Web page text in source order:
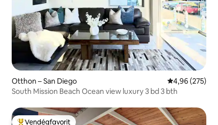
Otthon – San Diego Átlagos
4,96 (275)
South Mission Beach Ocean view luxury 3 bd 3 bth
Vendégfavorit